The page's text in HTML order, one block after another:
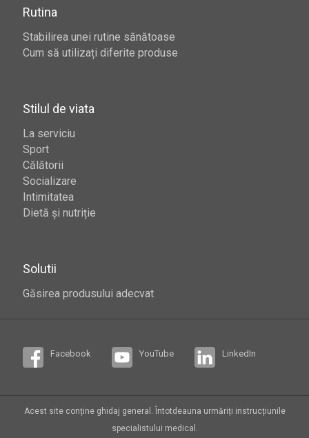
Rutina
Stabilirea unei rutine sănătoase
Cum să utilizați diferite produse
Stilul de viata
La serviciu
Sport
Călătorii
Socializare
Intimitatea
Dietă și nutriție
Solutii
Găsirea produsului adecvat
Facebook YouTube LinkedIn
Acest site conține ghidaj general. Întotdeauna urmăriți instrucțiunile
specialistului medical.